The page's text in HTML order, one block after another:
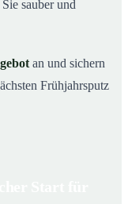
sauber und
an und sichern
Frühjahrsputz